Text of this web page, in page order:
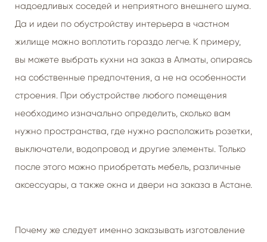
надоедливых соседей и неприятного внешнего шума.
Да и идеи по обустройству интерьера в частном
жилище можно воплотить гораздо легче. К примеру,
вы можете выбрать кухни на заказ в Алматы, опираясь
на собственные предпочтения, а не на особенности
строения. При обустройстве любого помещения
необходимо изначально определить, сколько вам
нужно пространства, где нужно расположить розетки,
выключатели, водопровод и другие элементы. Только
после этого можно приобретать мебель, различные
аксессуары, а также окна и двери на заказа в Астане.
Почему же следует именно заказывать изготовление